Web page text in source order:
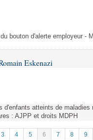
bouton d'alerte employeur -
Eskenazi
d'enfants atteints de
: AJPP et droits MDPH
3 4 5 6 7 8 9